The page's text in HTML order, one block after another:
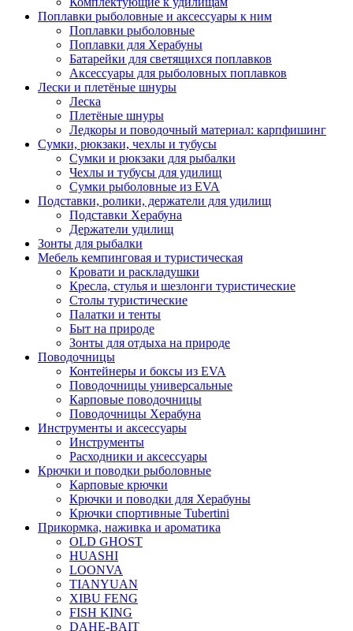
Поплавки рыболовные и аксессуары к ним
Поплавки рыболовные
Поплавки для Херабуны
Батарейки для светящихся поплавков
Аксессуары для рыболовных поплавков
Лески и плетёные шнуры
Леска
Плетёные шнуры
Ледкоры и поводочный материал: карпфишинг
Сумки, рюкзаки, чехлы и тубусы
Сумки и рюкзаки для рыбалки
Чехлы и тубусы для удилищ
Сумки рыболовные из EVA
Подставки, ролики, держатели для удилищ
Подставки Херабуна
Держатели удилищ
Зонты для рыбалки
Мебель кемпинговая и туристическая
Кровати и раскладушки
Кресла, стулья и шезлонги туристические
Столы туристические
Палатки и тенты
Быт на природе
Зонты для отдыха на природе
Поводочницы
Контейнеры и боксы из EVA
Поводочницы универсальные
Карповые поводочницы
Поводочницы Херабуна
Инструменты и аксессуары
Инструменты
Расходники и аксессуары
Крючки и поводки рыболовные
Карповые крючки
Крючки и поводки для Херабуны
Крючки спортивные Tubertini
Прикормка, наживка и ароматика
OLD GHOST
HUASHI
LOONVA
TIANYUAN
XIBU FENG
FISH KING
DAHE-BAIT